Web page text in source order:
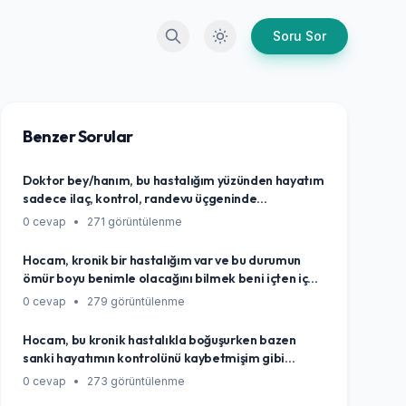
AramaKaranlık Mod
Soru Sor
Benzer Sorular
Doktor bey/hanım, bu hastalığım yüzünden hayatım
sadece ilaç, kontrol, randevu üçgeninde
dönüyormuş gibi hissediyorum. Eskisi gibi günlük
bakmak mümkün mü, yoksa hep hastalığımın
gölgesinde mi yaşayacağım? Sanki normal hayat
denilen şey bana lüksmüş gibi geliyor bazen...
0 cevap • 271 görüntülenme
Hocam, kronik bir hastalığım var ve bu durumun
ömür boyu benimle olacağını bilmek beni içten içe
kemiriyor. Sürekli aklımın bir köşesinde olacak mı
hissetmeden, gerçekten 'yaşayarak' bu süreci nasıl
yönetebilirim? Sanırım en büyük korkum, hayatımın
bu hastalığın gölgesinde kalması...
0 cevap • 279 görüntülenme
Hocam, bu kronik hastalıkla boğuşurken bazen
sanki hayatımın kontrolünü kaybetmişim gibi
hissediyorum. Sürekli bir şeylere dikkat etmek,
0 cevap • 273 görüntülenme